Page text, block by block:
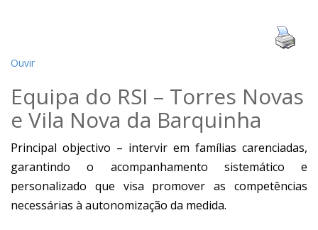
Ouvir
Equipa do RSI – Torres Novas
e Vila Nova da Barquinha
Principal objectivo – intervir em famílias carenciadas,
garantindo o acompanhamento sistemático e
personalizado que visa promover as competências
necessárias à autonomização da medida.